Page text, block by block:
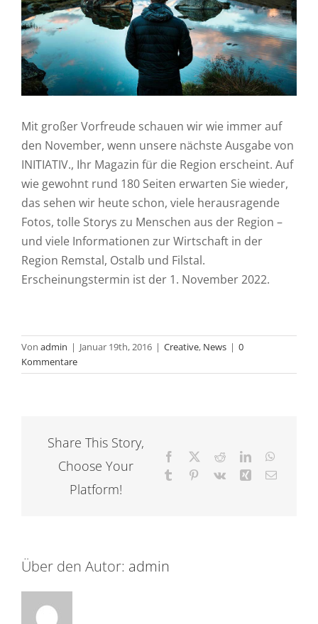
Mit großer Vorfreude schauen wir wie immer auf
den November, wenn unsere nächste Ausgabe von
INITIATIV., Ihr Magazin für die Region erscheint. Auf
wie gewohnt rund 180 Seiten erwarten Sie wieder,
das sehen wir heute schon, viele herausragende
Fotos, tolle Storys zu Menschen aus der Region –
und viele Informationen zur Wirtschaft in der
Region Remstal, Ostalb und Filstal.
Erscheinungstermin ist der 1. November 2022.
Von admin | Januar 19th, 2016 | Creative, News | 0
Kommentare
Share This Story,
Choose Your
Platform!
Facebook RedditLinkedIn
Tumblr Pinterest
Vk Xing E-
Über den Autor: admin